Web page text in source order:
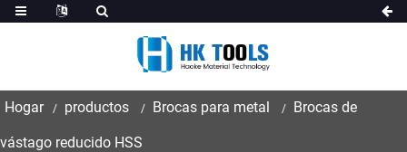
Hogar productos Brocas para metal Brocas de
vástago reducido HSS